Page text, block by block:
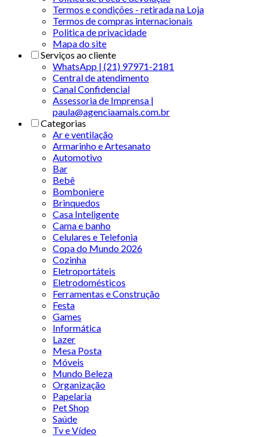
Termos e condições - retirada na Loja
Termos de compras internacionais
Politica de privacidade
Mapa do site
Serviços ao cliente
WhatsApp | (21) 97971-2181
Central de atendimento
Canal Confidencial
Assessoria de Imprensa |
paula@agenciaamais.com.br
Categorias
Ar e ventilação
Armarinho e Artesanato
Automotivo
Bar
Bebê
Bomboniere
Brinquedos
Casa Inteligente
Cama e banho
Celulares e Telefonia
Copa do Mundo 2026
Cozinha
Eletroportáteis
Eletrodomésticos
Ferramentas e Construção
Festa
Games
Informática
Lazer
Mesa Posta
Móveis
Mundo Beleza
Organização
Papelaria
Pet Shop
Saúde
Tv e Vídeo